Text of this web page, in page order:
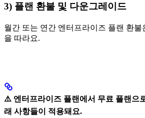
3) 플랜 환불 및 다운그레이드
월간 또는 연간 엔터프라이즈 플랜 환불
을 따라요.
⚠️ 엔터프라이즈 플랜에서 무료 플랜으
래 사항들이 적용돼요.